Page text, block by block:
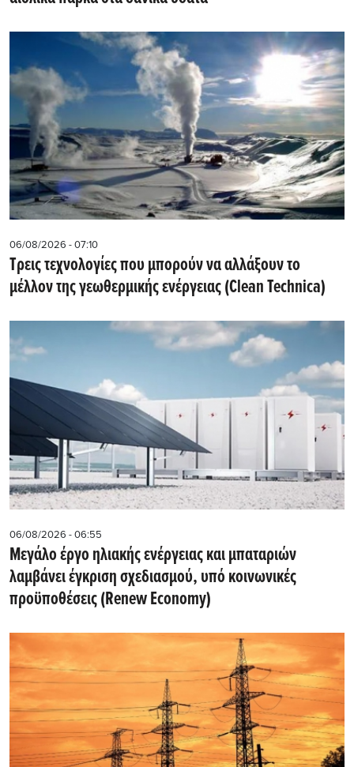
06/08/2026 - 07:10
Τρεις τεχνολογίες που μπορούν να αλλάξουν το
μέλλον της γεωθερμικής ενέργειας (Clean Technica)
06/08/2026 - 06:55
Μεγάλο έργο ηλιακής ενέργειας και μπαταριών
λαμβάνει έγκριση σχεδιασμού, υπό κοινωνικές
προϋποθέσεις (Renew Economy)